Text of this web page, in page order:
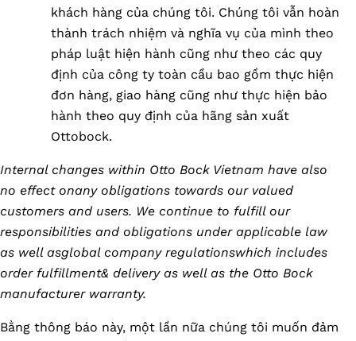
khách hàng của chúng tôi. Chúng tôi vẫn hoàn
thành trách nhiệm và nghĩa vụ của mình theo
pháp luật hiện hành cũng như theo các quy
định của công ty toàn cầu bao gồm thực hiện
đơn hàng, giao hàng cũng như thực hiện bảo
hành theo quy định của hãng sản xuất
Ottobock.
Internal changes within Otto Bock Vietnam have also
no effect onany obligations towards our valued
customers and users. We continue to fulfill our
responsibilities and obligations under applicable law
as well asglobal company regulationswhich includes
order fulfillment& delivery as well as the Otto Bock
manufacturer warranty.
Bằng thông báo này, một lần nữa chúng tôi muốn đảm